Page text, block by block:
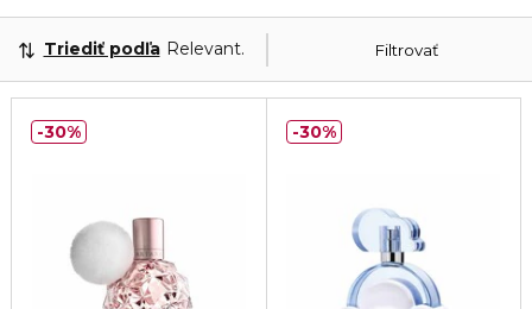
Filtrovať
Triediť podľa Relevantnosť
30% 30%